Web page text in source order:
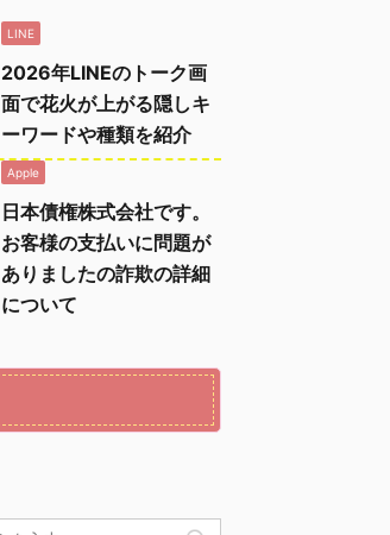
LINE
2026年LINEのトーク画
面で花火が上がる隠しキ
ーワードや種類を紹介
Apple
日本債権株式会社です。
お客様の支払いに問題が
ありましたの詐欺の詳細
について